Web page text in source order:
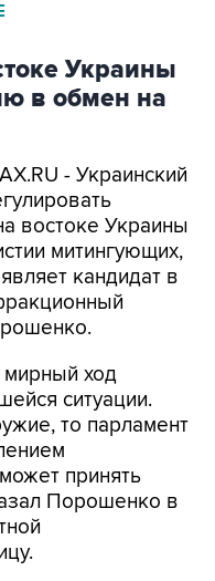
Украины
в обмен на
- Украинский
востоке Украины
митингующих,
кандидат в
мирный ход
ситуации.
то парламент
принять
Порошенко в